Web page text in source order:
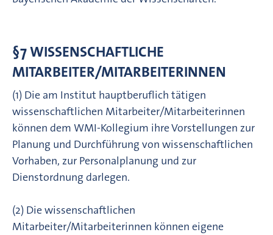
§7 WISSENSCHAFTLICHE
MITARBEITER/MITARBEITERINNEN
(1) Die am Institut hauptberuflich tätigen
wissenschaftlichen Mitarbeiter/Mitarbeiterinnen
können dem WMI-Kollegium ihre Vorstellungen zur
Planung und Durchführung von wissenschaftlichen
Vorhaben, zur Personalplanung und zur
Dienstordnung darlegen.
(2) Die wissenschaftlichen
Mitarbeiter/Mitarbeiterinnen können eigene